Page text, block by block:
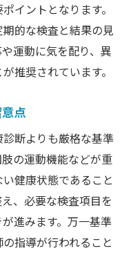
実践法
としがちな注意点
合の対処法を解説
導のポイント
のタイミング調整
ための心構え
コツ
持と身体検査の関
イントとなります。
的な検査と結果の見
運動に気を配り、異
推奨されています。
点
断よりも厳格な基準
の運動機能などが重
健康状態であること
、必要な検査項目を
進みます。万一基準
指導が行われること